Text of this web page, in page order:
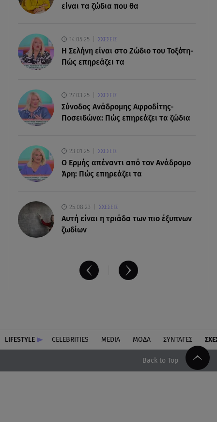
500 για το 2026
08.08.26 , 17:45
08.08.26 , 17:44
Νεκρή μεγαλόσωμη αρκούδα στην Καστοριά,
πιθανόν από πυροβολισμό
08.08.26 , 17:32
Τζο Μπάιντεν: Ο καρκίνος έχει εξαπλωθεί - Η
ανακοίνωση του γιου του
είναι τα ζώδια που θα
14.05.25 ΣΧΕΣΕΙΣ
H Σελήνη είναι στο Ζώδιο του Τοξότη-
Πώς επηρεάζει τα
27.03.25 ΣΧΕΣΕΙΣ
Σύνοδος Ανάδρομης Αφροδίτης-
Ποσειδώνα: Πώς επηρεάζει τα ζώδια
23.01.25 ΣΧΕΣΕΙΣ
Ο Ερμής απέναντι από τον Ανάδρομο
Άρη: Πώς επηρεάζει τα
25.08.23 ΣΧΕΣΕΙΣ
Aυτή είναι η τριάδα των πιο έξυπνων
ζωδίων
LIFESTYLE CELEBRITIES MEDIA ΜΟΔΑ ΣΥΝΤΑΓΕΣ
Back to Top